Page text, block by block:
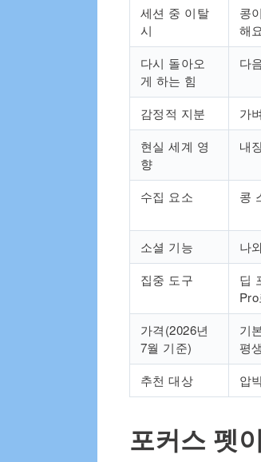
세션 중 이탈
시
콩
해
다시 돌아오
게 하는 힘
다
감정적 지분
가
현실 세계 영
향
내
수집 요소 콩
소셜 기능
나
집중 도구
딥
가격(2026년
7월 기준)
기
평
추천 대상 압
포커스 펫